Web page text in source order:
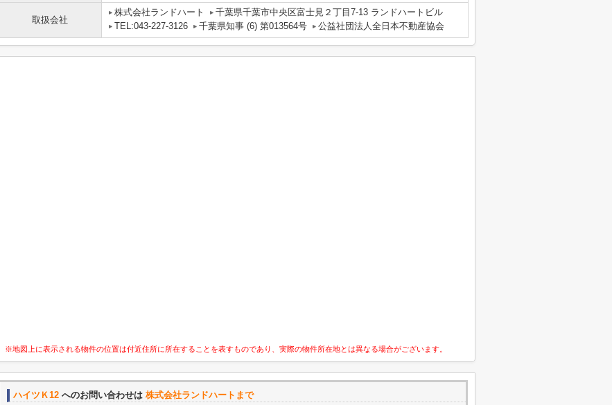
取扱会社
株式会社ランドハート
千葉県千葉市中央区富士見２丁目7-13 ランドハートビル
TEL:043-227-3126
千葉県知事 (6) 第013564号 公益社団法人全日本不動産協会
※地図上に表示される物件の位置は付近住所に所在することを表すものであり、実際の物件所在地とは異なる場合がございます。
ハイツＫ12 へのお問い合わせは 株式会社ランドハートまで